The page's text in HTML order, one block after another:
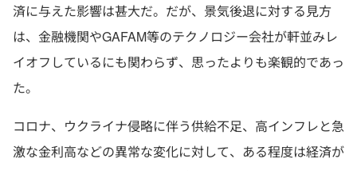
済に与えた影響は甚大だ。だが、景気後退に対する見方
は、金融機関やGAFAM等のテクノロジー会社が軒並みレ
イオフしているにも関わらず、思ったよりも楽観的であっ
た。
コロナ、ウクライナ侵略に伴う供給不足、高インフレと急
激な金利高などの異常な変化に対して、ある程度は経済が